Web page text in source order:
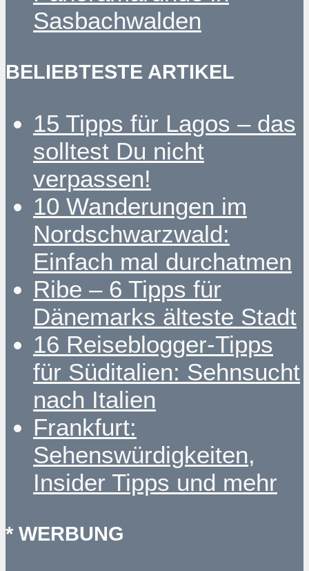
Sasbachwalden
BELIEBTESTE ARTIKEL
15 Tipps für Lagos – das
solltest Du nicht
verpassen!
10 Wanderungen im
Nordschwarzwald:
Einfach mal durchatmen
Ribe – 6 Tipps für
Dänemarks älteste Stadt
16 Reiseblogger-Tipps
für Süditalien: Sehnsucht
nach Italien
Frankfurt:
Sehenswürdigkeiten,
Insider Tipps und mehr
* WERBUNG